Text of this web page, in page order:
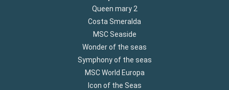
Queen mary 2
Costa Smeralda
MSC Seaside
Wonder of the seas
Symphony of the seas
MSC World Europa
Icon of the Seas